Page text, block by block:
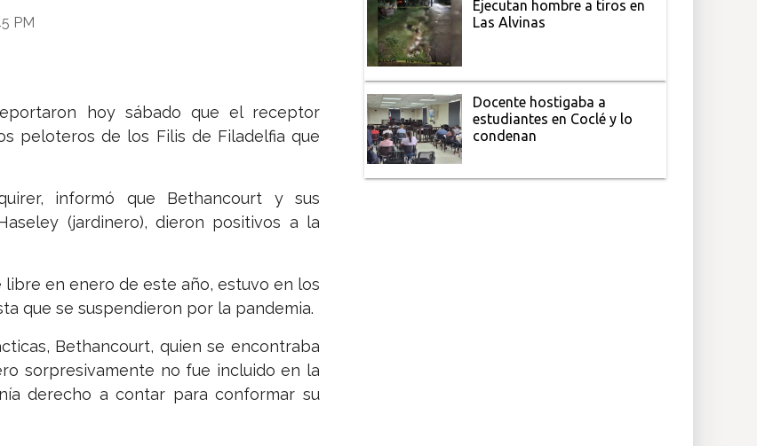
PM
hoy sábado que el receptor
peloteros de los Filis de Filadelfia que
informó que Bethancourt y sus
(jardinero), dieron positivos a la
en enero de este año, estuvo en los
que se suspendieron por la pandemia.
Bethancourt, quien se encontraba
sorpresivamente no fue incluido en la
derecho a contar para conformar su
Ejecutan hombre a tiros en
Las Alvinas
Docente hostigaba a
estudiantes en Coclé y lo
condenan